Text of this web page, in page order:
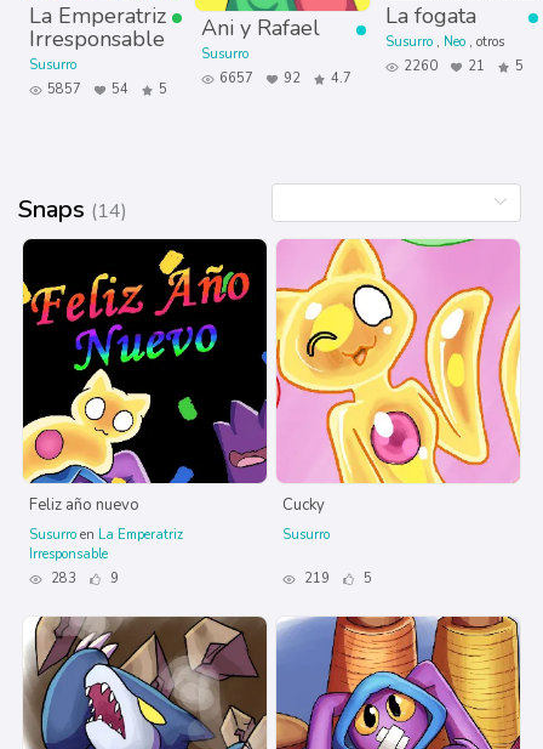
La Emperatriz
Irresponsable
Susurro
5857
54 5
Ani y Rafael
Susurro
6657
92 4.7
La fogata
Susurro Neo otros
2260
21 5
Snaps (14)
Feliz año nuevo
Susurro en La Emperatriz
Irresponsable
283
9
Cucky
Susurro
219 5